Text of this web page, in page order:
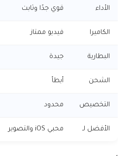
الأداء قوي جدًا وثابت
الكاميرا فيديو ممتاز
البطارية جيدة
الشحن أبطأ
التخصيص محدود
الأفضل لـ محبي iOS والتصوير